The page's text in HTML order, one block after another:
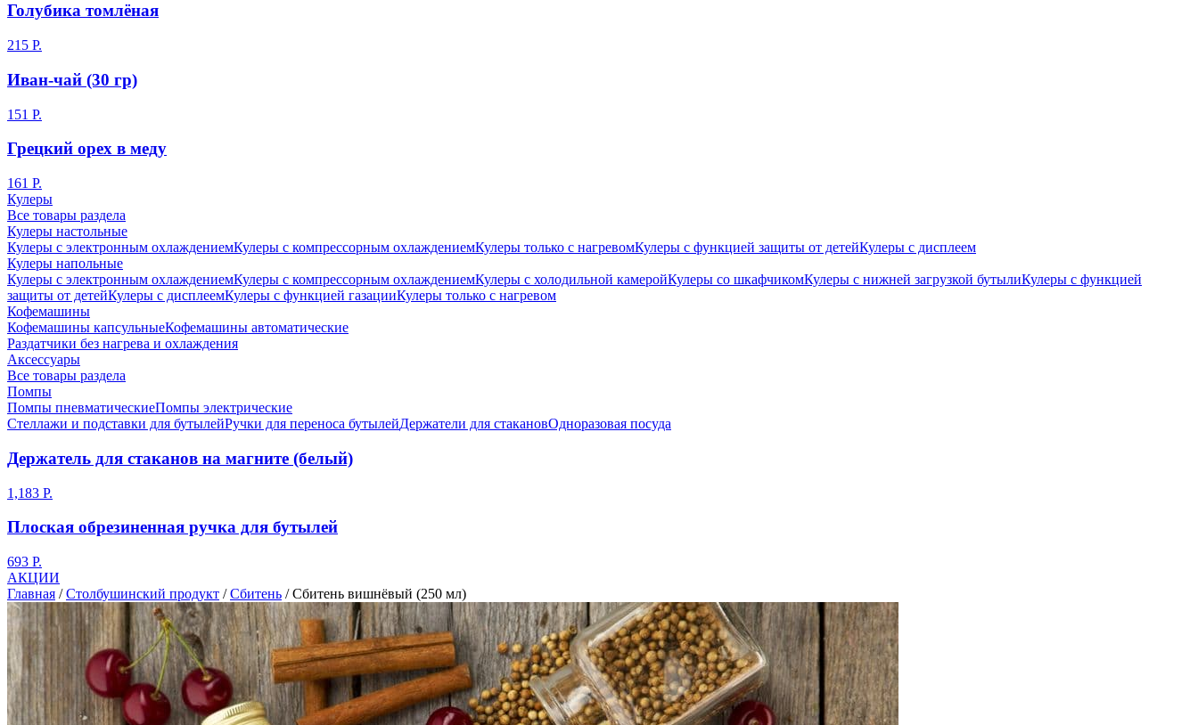
Голубика томлёная
215 Р.
Иван-чай (30 гр)
151 Р.
Грецкий орех в меду
161 Р.
Кулеры
Все товары раздела
Кулеры настольные
Кулеры с электронным охлаждениемКулеры с компрессорным охлаждениемКулеры только с нагревомКулеры с функцией защиты от детейКулеры с дисплеем
Кулеры напольные
Кулеры с электронным охлаждениемКулеры с компрессорным охлаждениемКулеры с холодильной камеройКулеры со шкафчикомКулеры с нижней загрузкой бутылиКулеры с функцией
защиты от детейКулеры с дисплеемКулеры с функцией газацииКулеры только с нагревом
Кофемашины
Кофемашины капсульныеКофемашины автоматические
Раздатчики без нагрева и охлаждения
Аксессуары
Все товары раздела
Помпы
Помпы пневматическиеПомпы электрические
Стеллажи и подставки для бутылейРучки для переноса бутылейДержатели для стакановОдноразовая посуда
Держатель для стаканов на магните (белый)
1,183 Р.
Плоская обрезиненная ручка для бутылей
693 Р.
АКЦИИ
Главная /Столбушинский продукт /Сбитень /Сбитень вишнёвый (250 мл)